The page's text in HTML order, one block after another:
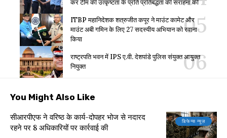
कर टीम की उत्कृष्टता के प्रति प्रतिबद्धता की सराहना की
ITBP महानिदेशक शत्रुजीत कपूर ने माउंट कामेट और
माउंट अबी गमिन के लिए 27 सदस्यीय अभियान को रवाना
किया
राष्ट्रपति भवन में IPS ए.वी. देशपांडे पुलिस संयुक्त आयुक्त
नियुक्त
You Might Also Like
डिफेन्स न्यूज़
सीआरपीएफ ने वरिष्ठ के कार्य-दोपहर भोज से नदारद
रहने पर 8 अधिकारियों पर कार्रवाई की